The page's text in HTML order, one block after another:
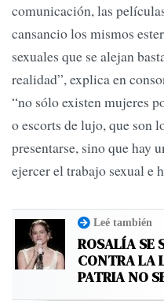
comunicación, las
cansancio los mismos
sexuales que se alejan
realidad”, explica en
“no sólo existen mujeres
o escorts de lujo, que son
presentarse, sino que hay
ejercer el trabajo sexual e
Leé también
ROSALÍA SE
CONTRA LA
PATRIA NO